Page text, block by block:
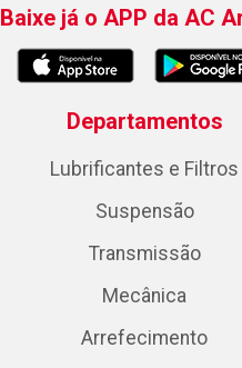
Baixe já o APP da AC
Departamentos
Lubrificantes e Filtros
Suspensão
Transmissão
Mecânica
Arrefecimento